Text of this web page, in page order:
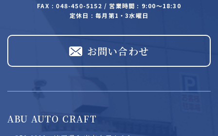
FAX : 048-450-5152 / 営業時間 : 9:00～18:30
定休日 : 毎月第1・3水曜日
お問い合わせ
ABU AUTO CRAFT